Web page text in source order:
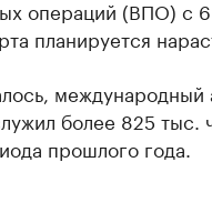
операций (ВПО) с
планируется
более 825 тыс.
прошлого года.